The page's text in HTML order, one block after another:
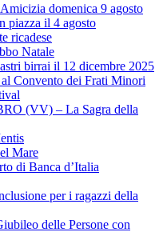
domenica 9 agosto
piazza il 4 agosto
ricadese
Natale
birrai il 12 dicembre 2025
Convento dei Frati Minori
(VV) – La Sagra della
Mare
di Banca d’Italia
per i ragazzi della
delle Persone con